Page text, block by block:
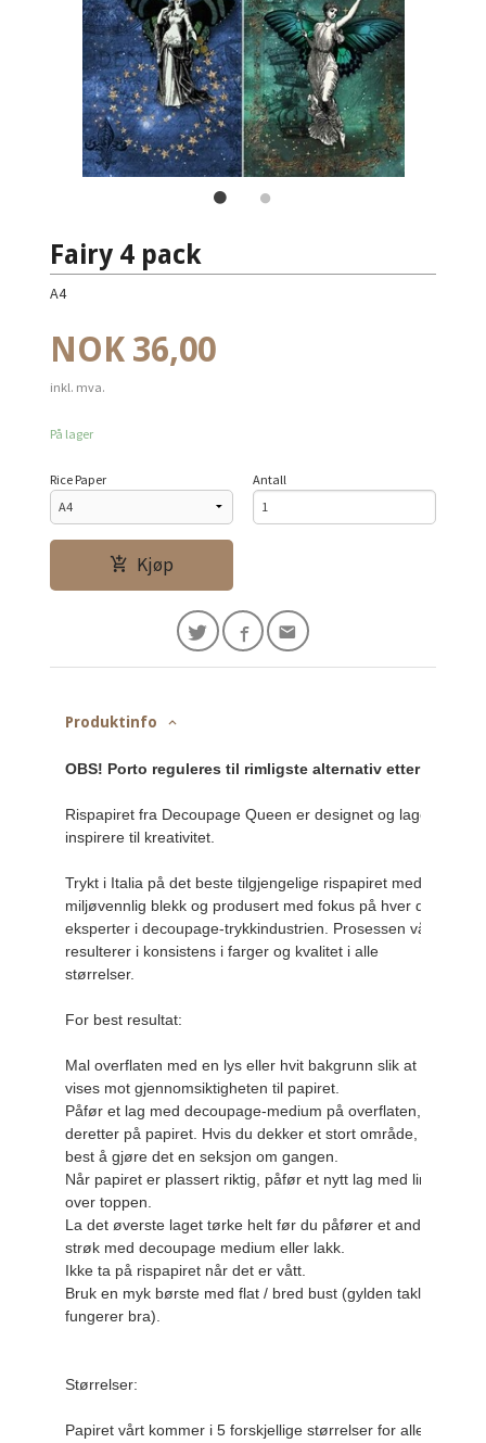
Fairy 4 pack
A4
Pris
NOK 36,00
inkl. mva.
På lager
Rice Paper Antall
Kjøp
Produktinfo
OBS! Porto reguleres til rimligste alternativ etter
Rispapiret fra Decoupage Queen er designet og laget for å
inspirere til kreativitet.
Trykt i Italia på det beste tilgjengelige rispapiret med
miljøvennlig blekk og produsert med fokus på hver detalj av
eksperter i decoupage-trykkindustrien. Prosessen vår
resulterer i konsistens i farger og kvalitet i alle
størrelser.
For best resultat:
Mal overflaten med en lys eller hvit bakgrunn slik at bildet
vises mot gjennomsiktigheten til papiret.
Påfør et lag med decoupage-medium på overflaten, og legg
deretter på papiret. Hvis du dekker et stort område, er det
best å gjøre det en seksjon om gangen.
Når papiret er plassert riktig, påfør et nytt lag med lim
over toppen.
La det øverste laget tørke helt før du påfører et andre
strøk med decoupage medium eller lakk.
Ikke ta på rispapiret når det er vått.
Bruk en myk børste med flat / bred bust (gylden taklon
fungerer bra).
Størrelser:
Papiret vårt kommer i 5 forskjellige størrelser for alle